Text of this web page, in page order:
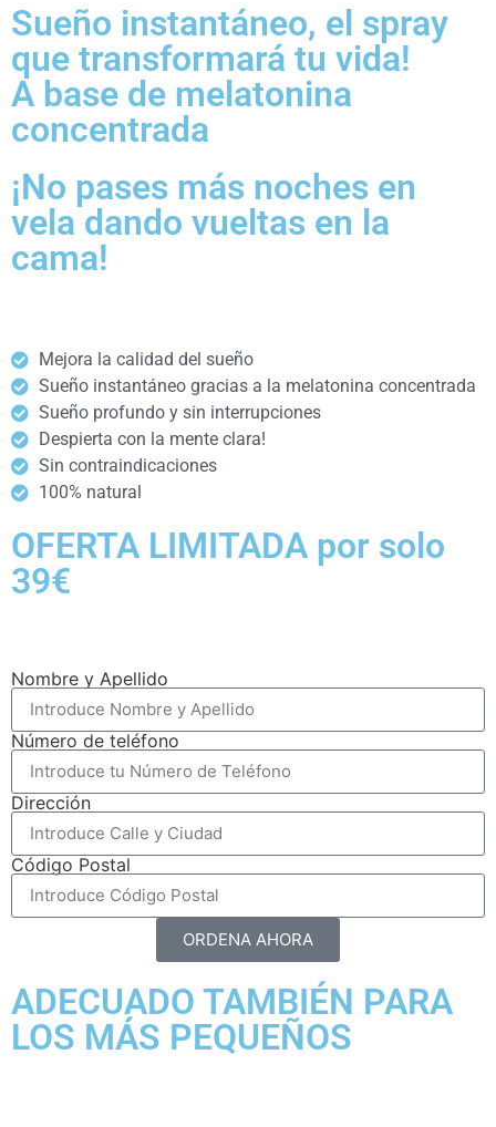
Sueño instantáneo, el spray
que transformará tu vida!
A base de melatonina
concentrada
¡No pases más noches en
vela dando vueltas en la
cama!
Mejora la calidad del sueño
Sueño instantáneo gracias a la melatonina concentrada
Sueño profundo y sin interrupciones
Despierta con la mente clara!
Sin contraindicaciones
100% natural
OFERTA LIMITADA por solo
39€
Nombre y Apellido
Número de teléfono
Dirección
Código Postal
ORDENA AHORA
ADECUADO TAMBIÉN PARA
LOS MÁS PEQUEÑOS